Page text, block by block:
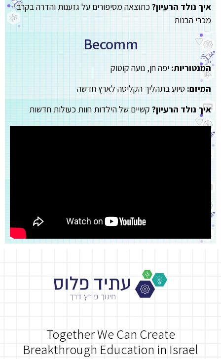
איך נולד הרעיון?כתוצאה מסיפורים על גזענות והדרה בקרב
מכרי הבנות
Becomm
המנטוריות: יפה חן, נועה קוטוק
המיזם: סיוע בתהליך הקליטה לארץ חדשה
איך נולד הרעיון? קשיים של הילדות חוות כעולות חדשות
Together We Can Create
Breakthrough Education in Israel